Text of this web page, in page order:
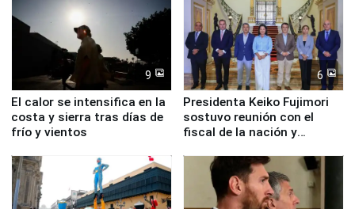
9
El calor se intensifica en la
costa y sierra tras días de
frío y vientos
6
Presidenta Keiko Fujimori
sostuvo reunión con el
fiscal de la nación y